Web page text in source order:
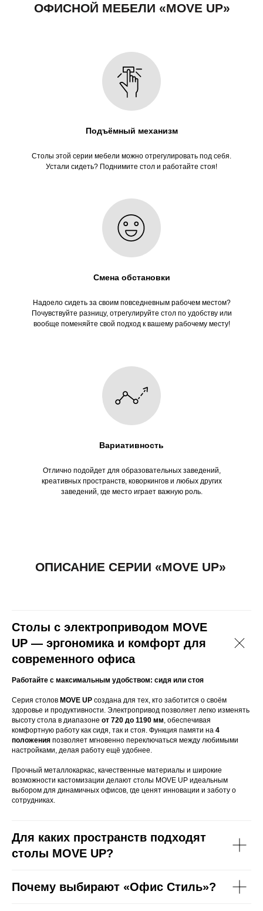
Подъёмный механизм
Столы этой серии мебели можно отрегулировать под себя.
Устали сидеть? Поднимите стол и работайте стоя!
Смена обстановки
Надоело сидеть за своим повседневным рабочем местом?
Почувствуйте разницу, отрегулируйте стол по удобству или
вообще поменяйте свой подход к вашему рабочему месту!
Вариативность
Отлично подойдет для образовательных заведений,
креативных пространств, коворкингов и любых других
заведений, где место играет важную роль.
Столы с электроприводом MOVE
UP — эргономика и комфорт для
современного офиса
Работайте с максимальным удобством: сидя или стоя
Серия столов MOVE UP создана для тех, кто заботится о своём
здоровье и продуктивности. Электропривод позволяет легко изменять
высоту стола в диапазоне от 720 до 1190 мм, обеспечивая
комфортную работу как сидя, так и стоя. Функция памяти на 4
положения позволяет мгновенно переключаться между любимыми
настройками, делая работу ещё удобнее.
Прочный металлокаркас, качественные материалы и широкие
возможности кастомизации делают столы MOVE UP идеальным
выбором для динамичных офисов, где ценят инновации и заботу о
сотрудниках.
Для каких пространств подходят
столы MOVE UP?
Почему выбирают «Офис Стиль»?
ОСТАЛИСЬ ВОПРОСЫ?
Оставьте заявку, и наши менеджеры ответят
Нажимая на кнопку, вы соглашаетесь
с политикой обработки данных
эта серия. Можете подсказать по
наличию?
оплата
Политика конфиденциальности
Обмен и возврат
Контакты
СВЯЖИТЕСЬ С НАМИ
+7(8172)72-20-53
os-mebel@mail.ru
Портфолио
ОГРН 1023500886310